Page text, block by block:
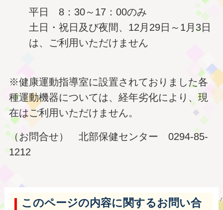
平日 8：30～17：00のみ
土日・祝日及び夜間、12月29日～1月3日
は、ご利用いただけません
※健康運動指導室に設置されておりました各
種運動機器については、経年劣化により、現
在はご利用いただけません。
（お問合せ） 北部保健センター 0294-85-
1212
このページの内容に関するお問い合